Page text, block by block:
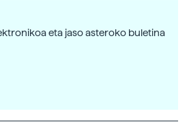
eta jaso asteroko buletina